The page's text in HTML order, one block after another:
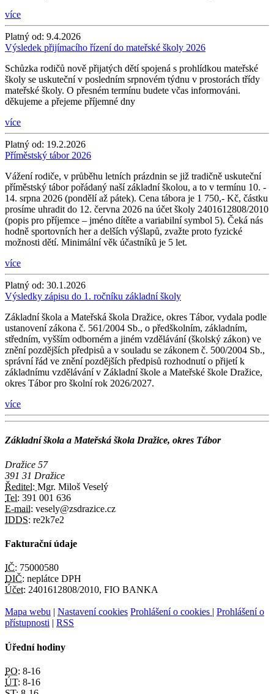
více
Platný od: 9.4.2026
Výsledek přijímacího řízení do mateřské školy 2026
Schůzka rodičů nově přijatých dětí spojená s prohlídkou mateřské
školy se uskuteční v posledním srpnovém týdnu v prostorách třídy
mateřské školy. O přesném termínu budete včas informováni.
děkujeme a přejeme příjemné dny
více
Platný od: 19.2.2026
Příměstský tábor 2026
Vážení rodiče, v průběhu letních prázdnin se již tradičně uskuteční
příměstský tábor pořádaný naší základní školou, a to v termínu 10. -
14. srpna 2026 (pondělí až pátek). Cena tábora je 1 750,- Kč, částku
prosíme uhradit do 12. června 2026 na účet školy 2401612808/2010
(popis pro příjemce – jméno dítěte a variabilní symbol 5). Čeká nás
hodně sportovních her a delších výšlapů, zvažte proto fyzické
možnosti dětí. Minimální věk účastníků je 5 let.
více
Platný od: 30.1.2026
Výsledky zápisu do 1. ročníku základní školy
Základní škola a Mateřská škola Dražice, okres Tábor, vydala podle
ustanovení zákona č. 561/2004 Sb., o předškolním, základním,
středním, vyšším odborném a jiném vzdělávání (školský zákon) ve
znění pozdějších předpisů a v souladu se zákonem č. 500/2004 Sb.,
správní řád ve znění pozdějších předpisů rozhodnutí o přijetí k
základnímu vzdělávání v Základní škole a Mateřské škole Dražice,
okres Tábor pro školní rok 2026/2027.
více
Základní škola a Mateřská škola Dražice, okres Tábor
Dražice 57
391 31 Dražice
Ředitel: Mgr. Miloš Veselý
Tel: 391 001 636
E-mail: vesely@zsdrazice.cz
IDDS: re2k7e2
Fakturační údaje
IČ: 75000580
DIČ: neplátce DPH
Účet: 2401612808/2010, FIO BANKA
Mapa webu | Nastavení cookies Prohlášení o cookies | Prohlášení o
přístupnosti | RSS
Úřední hodiny
PO: 8-16
ÚT: 8-16